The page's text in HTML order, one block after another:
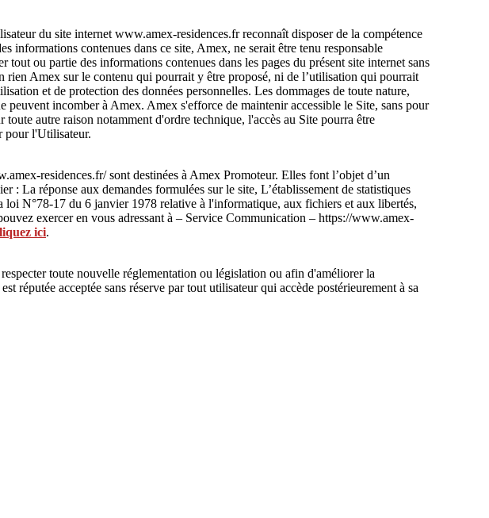
du site internet www.amex-residences.fr reconnaît disposer de la compétence
informations contenues dans ce site, Amex, ne serait être tenu responsable
ou partie des informations contenues dans les pages du présent site internet sans
Amex sur le contenu qui pourrait y être proposé, ni de l’utilisation qui pourrait
et de protection des données personnelles. Les dommages de toute nature,
peuvent incomber à Amex. Amex s'efforce de maintenir accessible le Site, sans pour
autre raison notamment d'ordre technique, l'accès au Site pourra être
pour l'Utilisateur.
residences.fr/ sont destinées à Amex Promoteur. Elles font l’objet d’un
La réponse aux demandes formulées sur le site, L’établissement de statistiques
loi N°78-17 du 6 janvier 1978 relative à l'informatique, aux fichiers et aux libertés,
exercer en vous adressant à – Service Communication – https://www.amex-
ici.
toute nouvelle réglementation ou législation ou afin d'améliorer la
acceptée sans réserve par tout utilisateur qui accède postérieurement à sa